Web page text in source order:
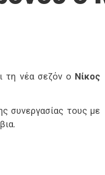
τη νέα σεζόν ο Νίκος
συνεργασίας τους με